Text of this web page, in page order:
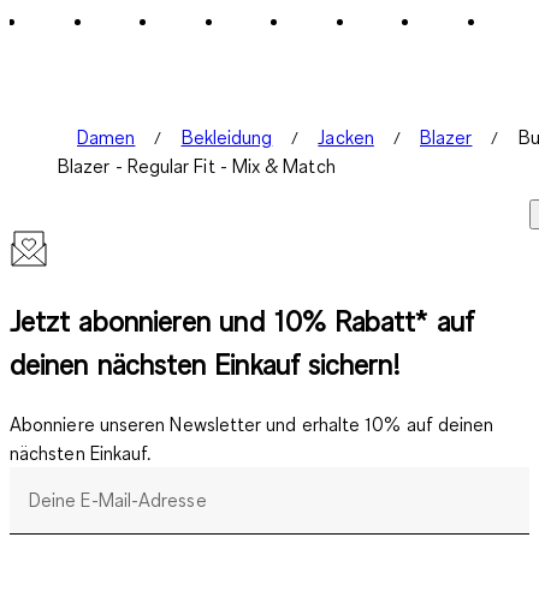
Damen Bekleidung Jacken Blazer
Blazer - Regular Fit - Mix & Match
Jetzt abonnieren und 10% Rabatt* auf
deinen nächsten Einkauf sichern!
Abonniere unseren Newsletter und erhalte 10% auf deinen
nächsten Einkauf.
Deine E-Mail-Adresse